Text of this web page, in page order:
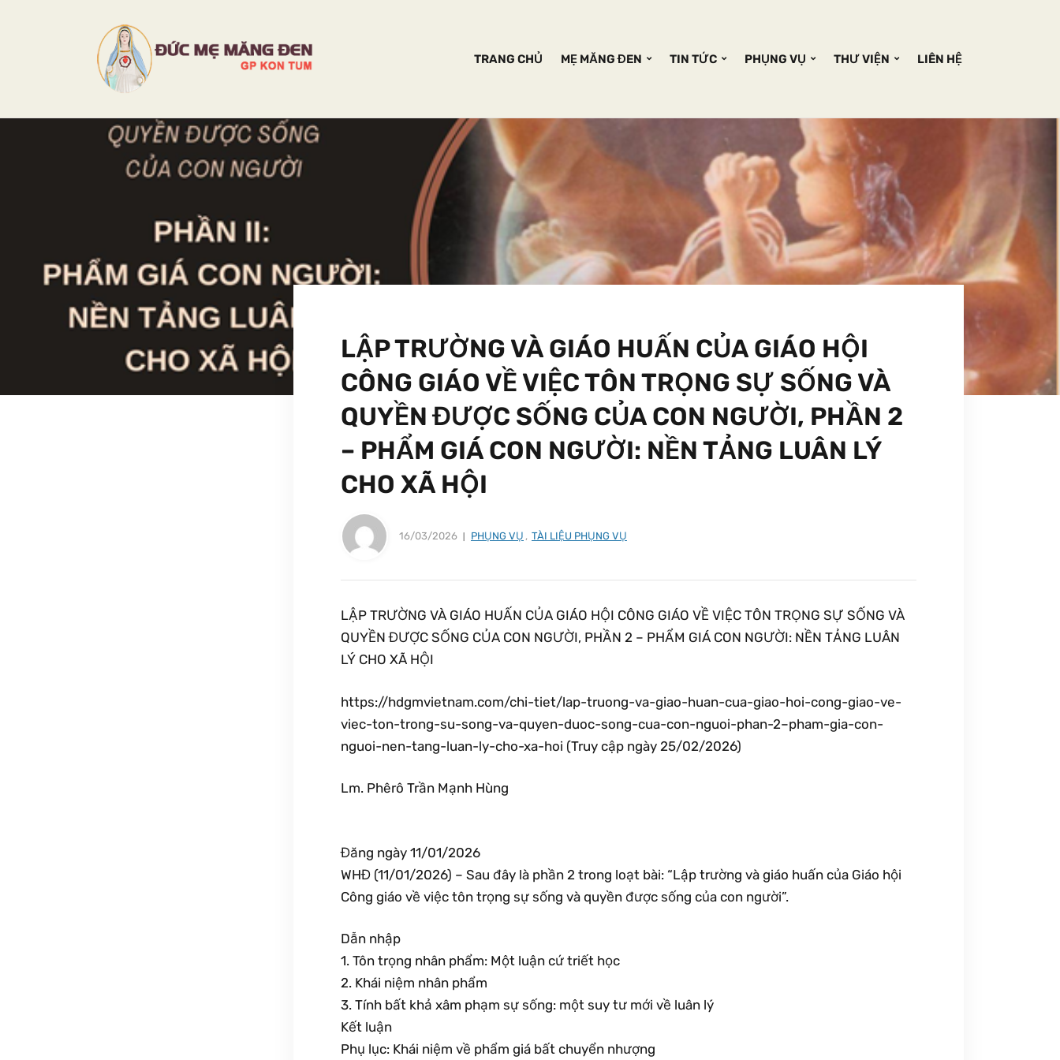
TRANG CHỦ MẸ MĂNG ĐEN TIN TỨC PHỤNG VỤ THƯ VIỆN LIÊN HỆ
LẬP TRƯỜNG VÀ GIÁO HUẤN CỦA GIÁO HỘI
CÔNG GIÁO VỀ VIỆC TÔN TRỌNG SỰ SỐNG VÀ
QUYỀN ĐƯỢC SỐNG CỦA CON NGƯỜI, PHẦN 2
– PHẨM GIÁ CON NGƯỜI: NỀN TẢNG LUÂN LÝ
CHO XÃ HỘI
16/03/2026 PHỤNG VỤ , TÀI LIỆU PHỤNG VỤ
LẬP TRƯỜNG VÀ GIÁO HUẤN CỦA GIÁO HỘI CÔNG GIÁO VỀ VIỆC TÔN TRỌNG SỰ SỐNG VÀ
QUYỀN ĐƯỢC SỐNG CỦA CON NGƯỜI, PHẦN 2 – PHẨM GIÁ CON NGƯỜI: NỀN TẢNG LUÂN
LÝ CHO XÃ HỘI
https://hdgmvietnam.com/chi-tiet/lap-truong-va-giao-huan-cua-giao-hoi-cong-giao-ve-
viec-ton-trong-su-song-va-quyen-duoc-song-cua-con-nguoi-phan-2–pham-gia-con-
nguoi-nen-tang-luan-ly-cho-xa-hoi (Truy cập ngày 25/02/2026)
Lm. Phêrô Trần Mạnh Hùng
Đăng ngày 11/01/2026
WHĐ (11/01/2026) – Sau đây là phần 2 trong loạt bài: “Lập trường và giáo huấn của Giáo hội
Công giáo về việc tôn trọng sự sống và quyền được sống của con người”.
Dẫn nhập
1. Tôn trọng nhân phẩm: Một luận cứ triết học
2. Khái niệm nhân phẩm
3. Tính bất khả xâm phạm sự sống: một suy tư mới về luân lý
Kết luận
Phụ lục: Khái niệm về phẩm giá bất chuyển nhượng